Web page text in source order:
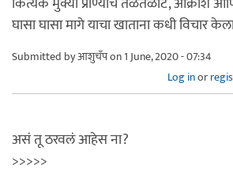
घासा घासा मागे याचा खाताना कधी विचार
Submitted byआशुचँपon 1 June, 2020 - 07:34
Log inor
असं तू ठरवलं आहेस ना?
>>>>>